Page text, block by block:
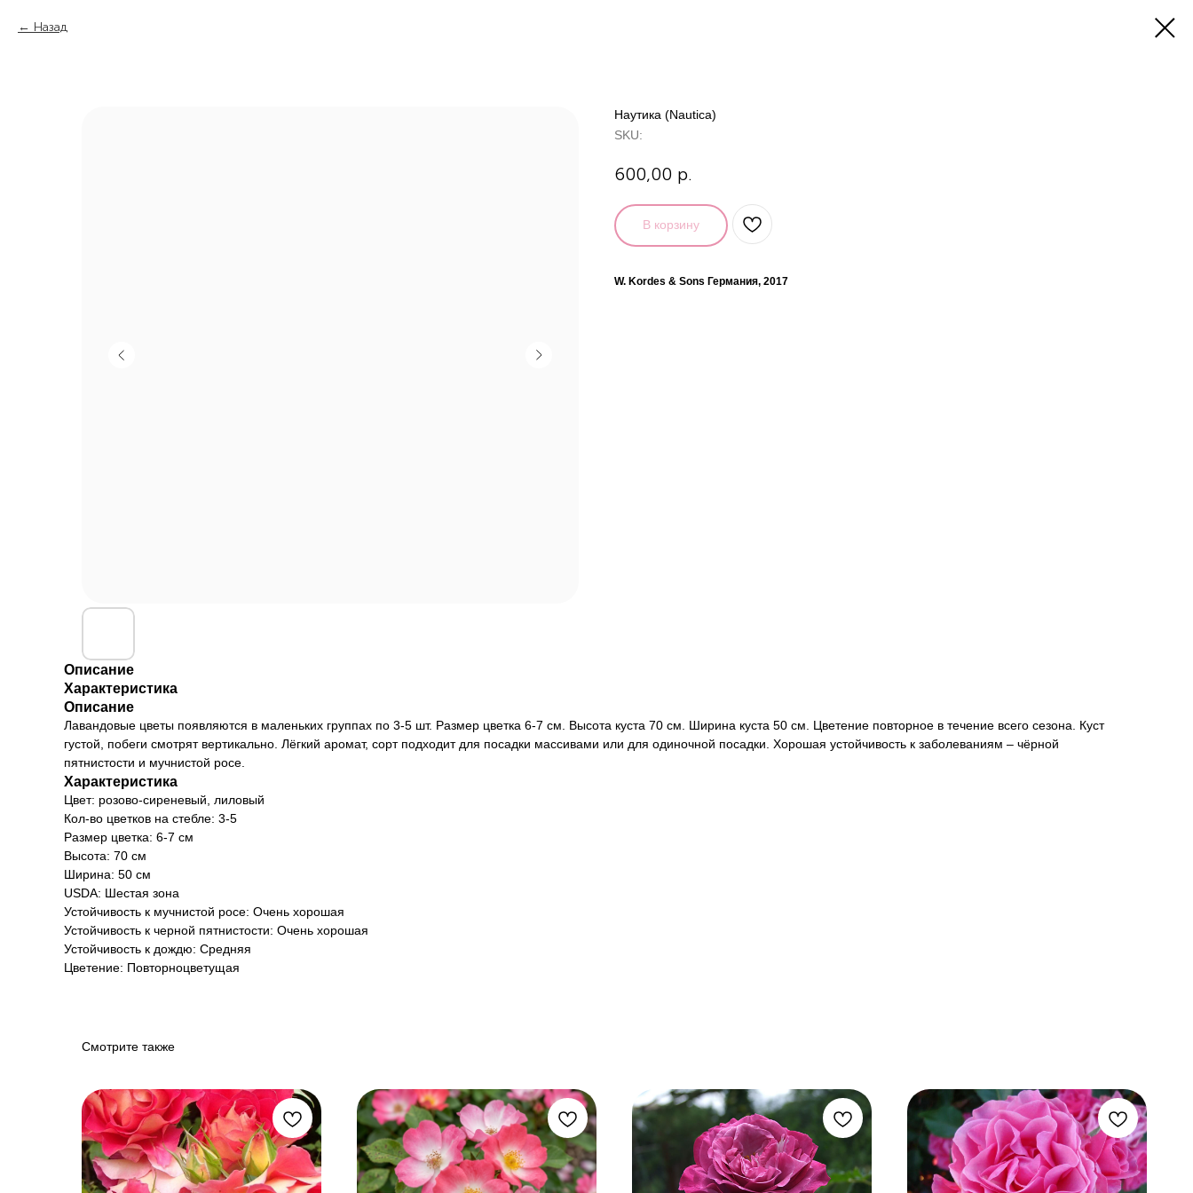
Назад
Наутика (Nautica)
SKU:
600,00 р.
В корзину
W. Kordes & Sons Германия, 2017
Описание
Характеристика
Описание
Лавандовые цветы появляются в маленьких группах по 3-5 шт. Размер цветка 6-7 см. Высота куста 70 см. Ширина куста 50 см. Цветение повторное в течение всего сезона. Куст
густой, побеги смотрят вертикально. Лёгкий аромат, сорт подходит для посадки массивами или для одиночной посадки. Хорошая устойчивость к заболеваниям – чёрной
пятнистости и мучнистой росе.
Характеристика
Цвет: розово-сиреневый, лиловый
Кол-во цветков на стебле: 3-5
Размер цветка: 6-7 см
Высота: 70 см
Ширина: 50 см
USDA: Шестая зона
Устойчивость к мучнистой росе: Очень хорошая
Устойчивость к черной пятнистости: Очень хорошая
Устойчивость к дождю: Средняя
Цветение: Повторноцветущая
Смотрите также